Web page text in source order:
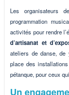
Les organisateurs
programmation
activités pour rendre
d’artisanat et
ateliers de danse, de
place des
pétanque, pour ceux
Un